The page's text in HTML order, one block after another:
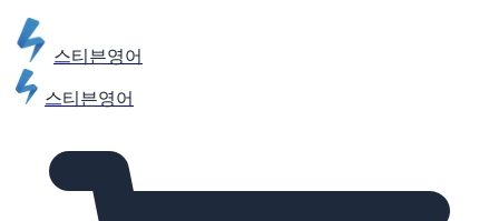
스티븐영어
스티븐영어